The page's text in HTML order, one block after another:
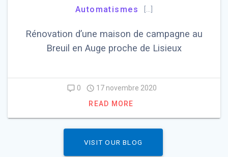
Automatismes
Rénovation d’une maison de campagne au
Breuil en Auge proche de Lisieux
0
17 novembre 2020
READ MORE
VISIT OUR BLOG